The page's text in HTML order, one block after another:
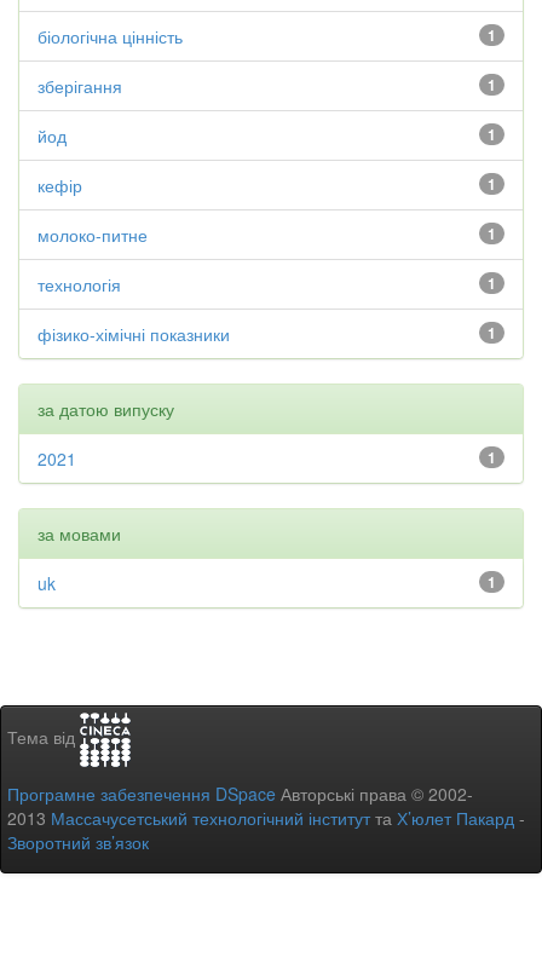
1
біологічна цінність
1
зберігання
1
йод
1
кефір
1
молоко-питне
1
технологія
1
фізико-хімічні показники
за датою випуску
1
2021
за мовами
1
uk
Тема від
Програмне забезпечення DSpace Авторські права © 2002-
2013 Массачусетський технологічний інститутта Х’юлет Пакард -
Зворотний зв’язок